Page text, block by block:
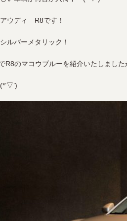
ウディ R8です！
ルバーメタリック！
R8のマコウブルーを紹介いたしました